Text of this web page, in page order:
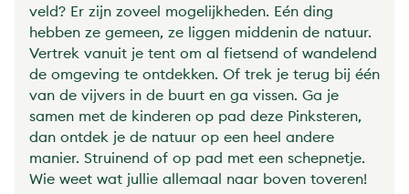
veld? Er zijn zoveel mogelijkheden. Eén ding
hebben ze gemeen, ze liggen middenin de natuur.
Vertrek vanuit je tent om al fietsend of wandelend
de omgeving te ontdekken. Of trek je terug bij één
van de vijvers in de buurt en ga vissen. Ga je
samen met de kinderen op pad deze Pinksteren,
dan ontdek je de natuur op een heel andere
manier. Struinend of op pad met een schepnetje.
Wie weet wat jullie allemaal naar boven toveren!